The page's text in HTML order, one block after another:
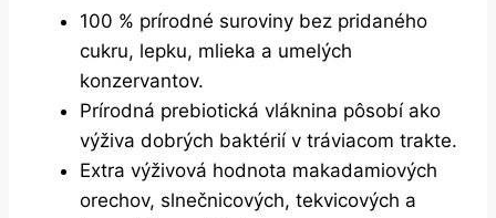
100 % prírodné suroviny bez pridaného
cukru, lepku, mlieka a umelých
konzervantov.
Prírodná prebiotická vláknina pôsobí ako
výživa dobrých baktérií v tráviacom trakte.
Extra výživová hodnota makadamiových
orechov, slnečnicových, tekvicových a